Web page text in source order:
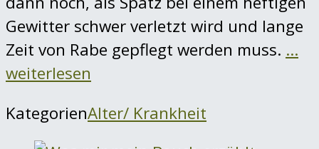
Gewitter schwer verletzt wird und lange
Zeit von Rabe gepflegt werden muss. …
weiterlesen
KategorienAlter/ Krankheit